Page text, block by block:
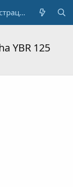
Регистрация
YBR 125